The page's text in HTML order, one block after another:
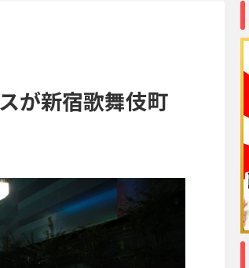
が新宿歌舞伎町